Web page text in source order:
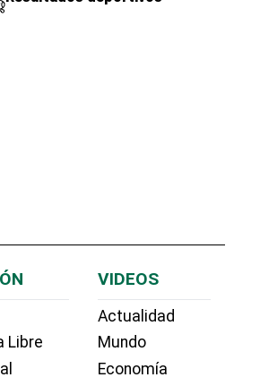
Libre
VIDEOS
Actualidad
Mundo
Economía